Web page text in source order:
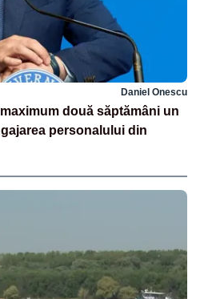
Daniel Onescu
două săptămâni un
personalului din